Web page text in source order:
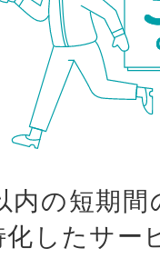
内の短期
化したサー